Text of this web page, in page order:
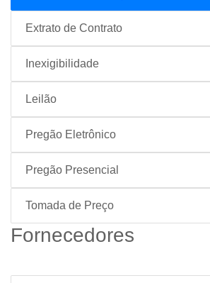
Extrato de Contrato
Inexigibilidade
Leilão
Pregão Eletrônico
Pregão Presencial
Tomada de Preço
Fornecedores